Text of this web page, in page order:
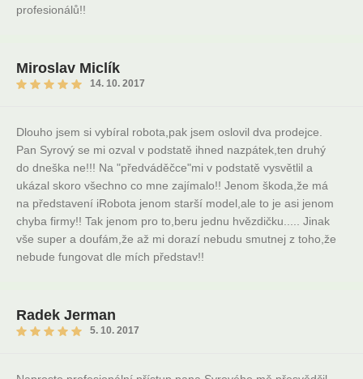
profesionálů!!
Miroslav Miclík
14. 10. 2017
Dlouho jsem si vybíral robota,pak jsem oslovil dva prodejce.
Pan Syrový se mi ozval v podstatě ihned nazpátek,ten druhý
do dneška ne!!! Na "předváděčce"mi v podstatě vysvětlil a
ukázal skoro všechno co mne zajímalo!! Jenom škoda,že má
na představení iRobota jenom starší model,ale to je asi jenom
chyba firmy!! Tak jenom pro to,beru jednu hvězdičku..... Jinak
vše super a doufám,že až mi dorazí nebudu smutnej z toho,že
nebude fungovat dle mích představ!!
Radek Jerman
5. 10. 2017